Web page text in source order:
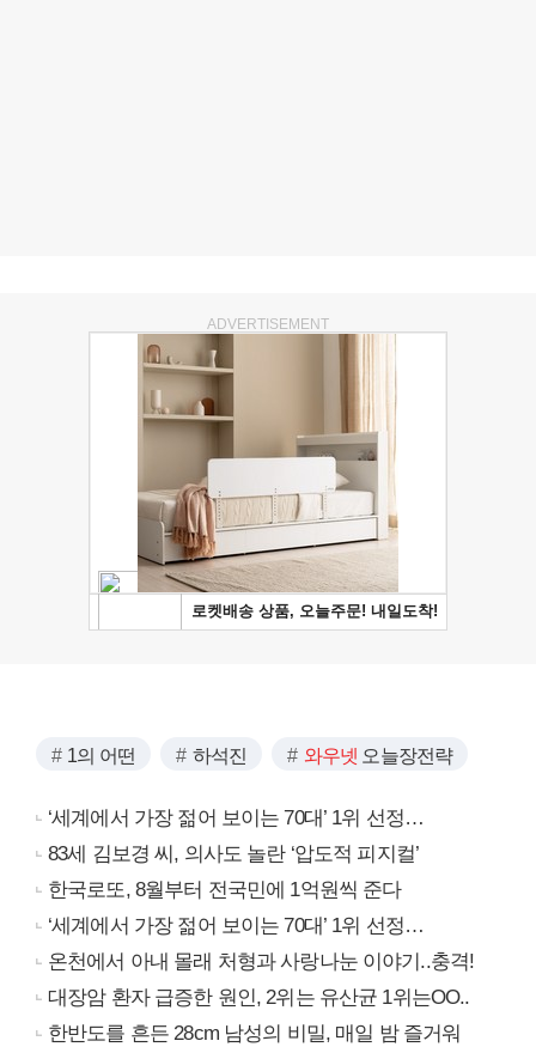
ADVERTISEMENT
1의 어떤 하석진 와우넷 오늘장전략
‘세계에서 가장 젊어 보이는 70대’ 1위 선정…
83세 김보경 씨, 의사도 놀란 ‘압도적 피지컬’
한국로또, 8월부터 전국민에 1억원씩 준다
‘세계에서 가장 젊어 보이는 70대’ 1위 선정…
온천에서 아내 몰래 처형과 사랑나눈 이야기..충격!
대장암 환자 급증한 원인, 2위는 유산균 1위는OO..
한반도를 흔든 28cm 남성의 비밀, 매일 밤 즐거워